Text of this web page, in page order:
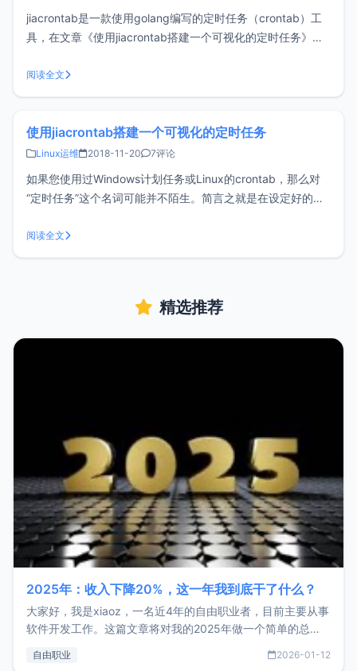
jiacrontab是一款使用golang编写的定时任务（crontab）工
具，在文章《使用jiacrontab搭建一个可视化的定时任务》介
完毕，功能更强大，界面更美观。如果你还在寻找可视化定时
任务工具，jiacrontab
阅读全文
使用jiacrontab搭建一个可视化的定时任务
Linux运维 2018-11-20 7评论
如果您使用过Windows计划任务或Linux的crontab，那么对
“定时任务”这个名词可能并不陌生。简言之就是在设定好的时
Linux下的crontab需要通过命令行操作，有了jiacrontab就可
以通过WEB界面来创建计划任务，比直接使用c
阅读全文
精选推荐
2025年：收入下降20%，这一年我到底干了什么？
大家好，我是xiaoz，一名近4年的自由职业者，目前主要从事
软件开发工作。这篇文章将对我的2025年做一个简单的总
收入下降20%，但却过得很充实，2026年不求突破，但求保
自由职业 2026-01-12